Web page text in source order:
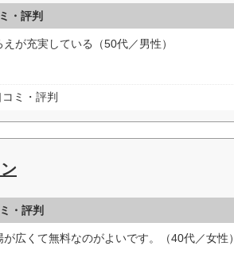
・評判
えが充実している（50代／男性）
ミ・評判
・評判
が広くて無料なのがよいです。（40代／女性）